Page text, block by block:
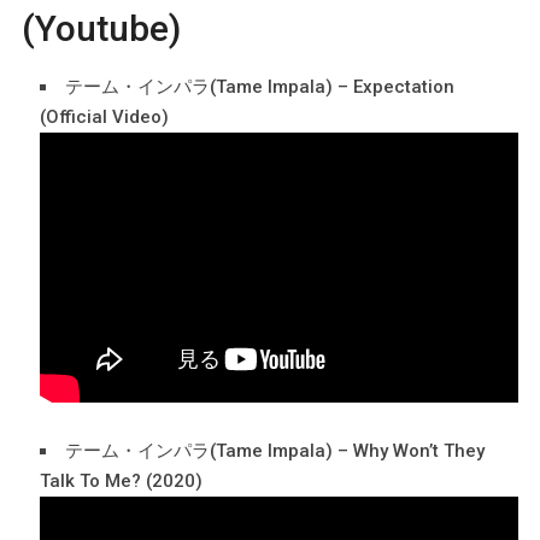
(Youtube)
テーム・インパラ(Tame Impala) – Expectation
(Official Video)
テーム・インパラ(Tame Impala) – Why Won’t They
Talk To Me? (2020)